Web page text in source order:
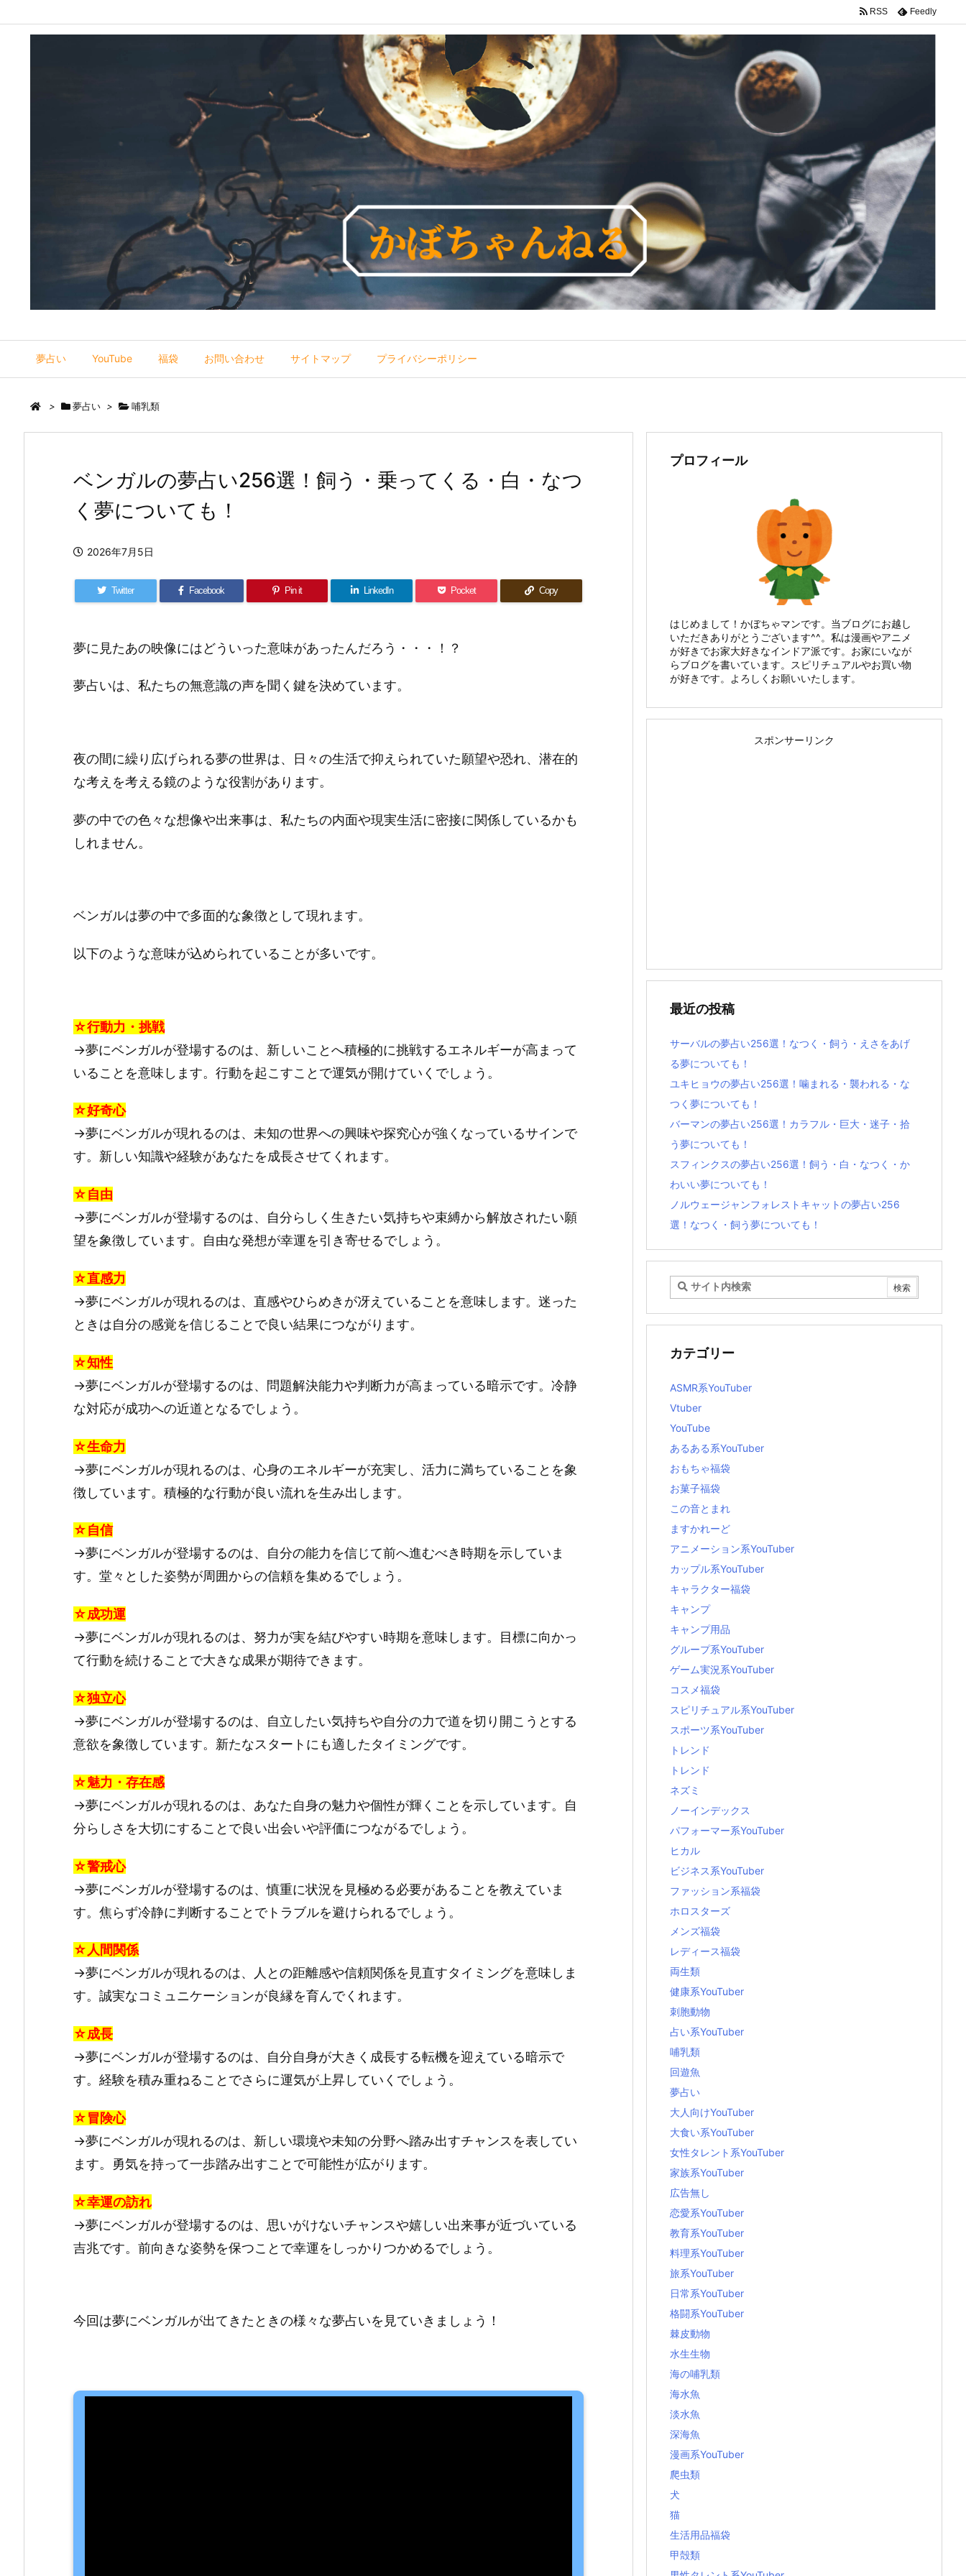
夢占い YouTube 福袋 お問い合わせ サイトマップ プライバシーポリシー
RSS Feedly
> 夢占い > 哺乳類
ベンガルの夢占い256選！飼う・乗ってくる・白・なつ
く夢についても！
2026年7月5日
Twitter Facebook Pin it LinkedIn Pocket Copy
夢に見たあの映像にはどういった意味があったんだろう・・・！？
夢占いは、私たちの無意識の声を聞く鍵を決めています。
夜の間に繰り広げられる夢の世界は、日々の生活で抑えられていた願望や恐れ、潜在的
な考えを考える鏡のような役割があります。
夢の中での色々な想像や出来事は、私たちの内面や現実生活に密接に関係しているかも
しれません。
ベンガルは夢の中で多面的な象徴として現れます。
以下のような意味が込められていることが多いです。
☆行動力・挑戦
→夢にベンガルが登場するのは、新しいことへ積極的に挑戦するエネルギーが高まって
いることを意味します。行動を起こすことで運気が開けていくでしょう。
☆好奇心
→夢にベンガルが現れるのは、未知の世界への興味や探究心が強くなっているサインで
す。新しい知識や経験があなたを成長させてくれます。
☆自由
→夢にベンガルが登場するのは、自分らしく生きたい気持ちや束縛から解放されたい願
望を象徴しています。自由な発想が幸運を引き寄せるでしょう。
☆直感力
→夢にベンガルが現れるのは、直感やひらめきが冴えていることを意味します。迷った
ときは自分の感覚を信じることで良い結果につながります。
☆知性
→夢にベンガルが登場するのは、問題解決能力や判断力が高まっている暗示です。冷静
な対応が成功への近道となるでしょう。
☆生命力
→夢にベンガルが現れるのは、心身のエネルギーが充実し、活力に満ちていることを象
徴しています。積極的な行動が良い流れを生み出します。
☆自信
→夢にベンガルが登場するのは、自分の能力を信じて前へ進むべき時期を示していま
す。堂々とした姿勢が周囲からの信頼を集めるでしょう。
☆成功運
→夢にベンガルが現れるのは、努力が実を結びやすい時期を意味します。目標に向かっ
て行動を続けることで大きな成果が期待できます。
☆独立心
→夢にベンガルが登場するのは、自立したい気持ちや自分の力で道を切り開こうとする
意欲を象徴しています。新たなスタートにも適したタイミングです。
☆魅力・存在感
→夢にベンガルが現れるのは、あなた自身の魅力や個性が輝くことを示しています。自
分らしさを大切にすることで良い出会いや評価につながるでしょう。
☆警戒心
→夢にベンガルが登場するのは、慎重に状況を見極める必要があることを教えていま
す。焦らず冷静に判断することでトラブルを避けられるでしょう。
☆人間関係
→夢にベンガルが現れるのは、人との距離感や信頼関係を見直すタイミングを意味しま
す。誠実なコミュニケーションが良縁を育んでくれます。
☆成長
→夢にベンガルが登場するのは、自分自身が大きく成長する転機を迎えている暗示で
す。経験を積み重ねることでさらに運気が上昇していくでしょう。
☆冒険心
→夢にベンガルが現れるのは、新しい環境や未知の分野へ踏み出すチャンスを表してい
ます。勇気を持って一歩踏み出すことで可能性が広がります。
☆幸運の訪れ
→夢にベンガルが登場するのは、思いがけないチャンスや嬉しい出来事が近づいている
吉兆です。前向きな姿勢を保つことで幸運をしっかりつかめるでしょう。
今回は夢にベンガルが出てきたときの様々な夢占いを見ていきましょう！
プロフィール
はじめまして！かぼちゃマンです。当ブログにお越し
いただきありがとうございます^^。私は漫画やアニメ
が好きでお家大好きなインドア派です。お家にいなが
らブログを書いています。スピリチュアルやお買い物
が好きです。よろしくお願いいたします。
スポンサーリンク
最近の投稿
サーバルの夢占い256選！なつく・飼う・えさをあげ
る夢についても！
ユキヒョウの夢占い256選！噛まれる・襲われる・な
つく夢についても！
バーマンの夢占い256選！カラフル・巨大・迷子・拾
う夢についても！
スフィンクスの夢占い256選！飼う・白・なつく・か
わいい夢についても！
ノルウェージャンフォレストキャットの夢占い256
選！なつく・飼う夢についても！
カテゴリー
ASMR系YouTuber
Vtuber
YouTube
あるある系YouTuber
おもちゃ福袋
お菓子福袋
この音とまれ
ますかれーど
アニメーション系YouTuber
カップル系YouTuber
キャラクター福袋
キャンプ
キャンプ用品
グループ系YouTuber
ゲーム実況系YouTuber
コスメ福袋
スピリチュアル系YouTuber
スポーツ系YouTuber
トレンド
トレンド
ネズミ
ノーインデックス
パフォーマー系YouTuber
ヒカル
ビジネス系YouTuber
ファッション系福袋
ホロスターズ
メンズ福袋
レディース福袋
両生類
健康系YouTuber
刺胞動物
占い系YouTuber
哺乳類
回遊魚
夢占い
大人向けYouTuber
大食い系YouTuber
女性タレント系YouTuber
家族系YouTuber
広告無し
恋愛系YouTuber
教育系YouTuber
料理系YouTuber
旅系YouTuber
日常系YouTuber
格闘系YouTuber
棘皮動物
水生生物
海の哺乳類
海水魚
淡水魚
深海魚
漫画系YouTuber
爬虫類
犬
猫
生活用品福袋
甲殻類